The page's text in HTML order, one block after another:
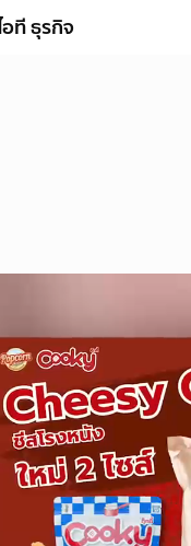
อที ธุรกิจ